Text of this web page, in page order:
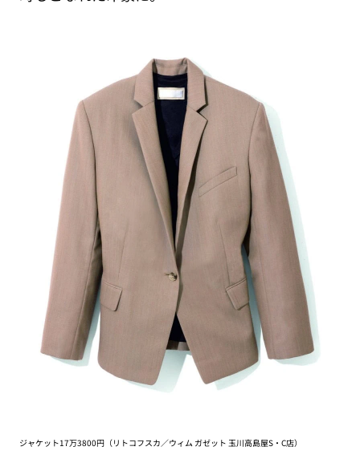
ジャケット17万3800円（リトコフスカ／ウィム ガゼット 玉川高島屋S・C店）